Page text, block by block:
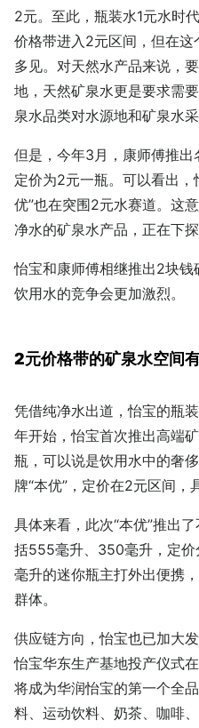
2元。至此，瓶装水1元水时
价格带进入2元区间，但在
多见。对天然水产品来说，
地，天然矿泉水更是要求需
泉水品类对水源地和矿泉水
但是，今年3月，康师傅推出
定价为2元一瓶。可以看出
优”也在突围2元水赛道。这
净水的矿泉水产品，正在下探
怡宝和康师傅相继推出2块钱
饮用水的竞争会更加激烈。
2元价格带的矿泉水空间
凭借纯净水出道，怡宝的瓶
年开始，怡宝首次推出高端
瓶，可以说是饮用水中的奢
牌“本优”，定价在2元区间，
具体来看，此次“本优”推出
括555毫升、350毫升，定
毫升的迷你瓶主打外出便携
群体。
供应链方向，怡宝也已加大
怡宝华东生产基地投产仪式
将成为华润怡宝的第一个全
料、运动饮料、奶茶、咖啡